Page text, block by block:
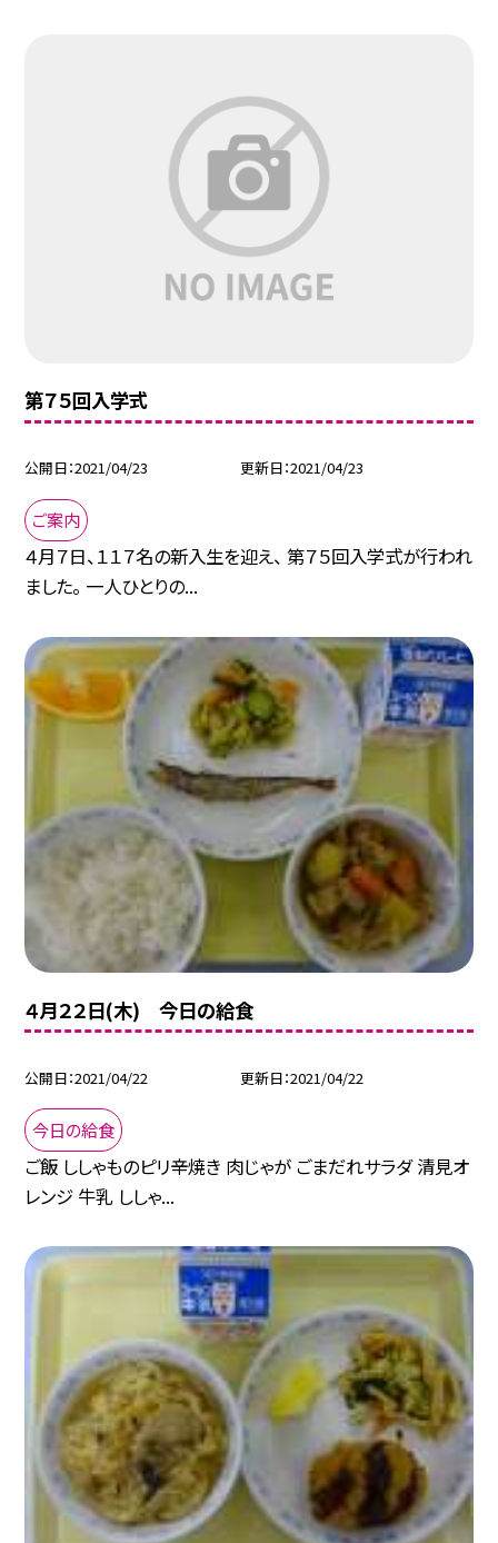
第７５回入学式
公開日 2021/04/23 更新日 2021/04/23
ご案内
４月７日、１１７名の新入生を迎え、 第７５回入学式が行われ
ました。 一人ひとりの...
４月２２日(木) 今日の給食
公開日 2021/04/22 更新日 2021/04/22
今日の給食
ご飯 ししゃものピリ辛焼き 肉じゃが ごまだれサラダ 清見オ
レンジ 牛乳 ししゃ...